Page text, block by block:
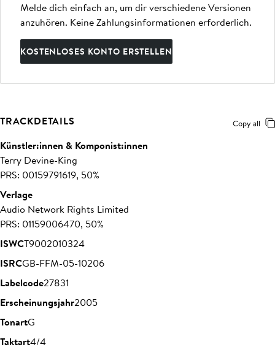
Melde dich einfach an, um dir verschiedene Versionen
anzuhören. Keine Zahlungsinformationen erforderlich.
KOSTENLOSES KONTO ERSTELLEN
TRACKDETAILS Copy all
Künstler:innen & Komponist:innen
Terry Devine-King
PRS: 00159791619, 50%
Verlage
Audio Network Rights Limited
PRS: 01159006470, 50%
ISWCT9002010324
ISRCGB-FFM-05-10206
Labelcode27831
Erscheinungsjahr2005
TonartG
Taktart4/4